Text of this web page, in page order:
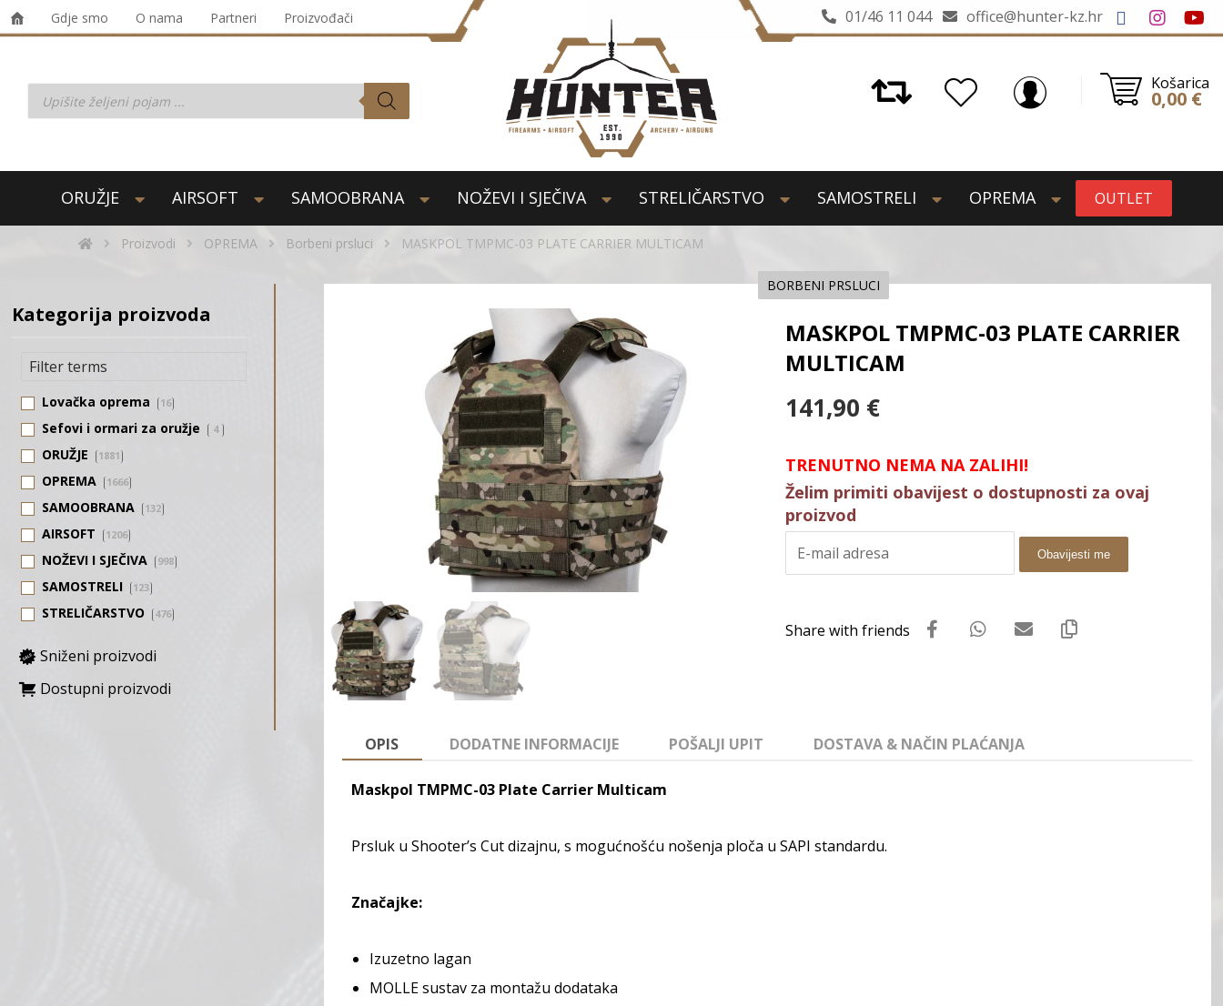
Gdje smo O nama Partneri Proizvođači office@hunter-kz.hr
01/46 11 044
Košarica
0,00 €
ORUŽJE AIRSOFT SAMOOBRANA NOŽEVI I SJEČIVA STRELIČARSTVO SAMOSTRELI OPREMA OUTLET
Proizvodi OPREMA Borbeni prsluci MASKPOL TMPMC-03 PLATE CARRIER MULTICAM
BORBENI PRSLUCI
MASKPOL TMPMC-03 PLATE CARRIER
MULTICAM
141,90 €
TRENUTNO NEMA NA ZALIHI!
Želim primiti obavijest o dostupnosti za ovaj
proizvod
Obavijesti me
OPIS DODATNE INFORMACIJE POŠALJI UPIT DOSTAVA & NAČIN PLAĆANJA
Maskpol TMPMC-03 Plate Carrier Multicam
Prsluk u Shooter’s Cut dizajnu, s mogućnošću nošenja ploča u SAPI standardu.
Značajke:
Izuzetno lagan
MOLLE sustav za montažu dodataka
Kategorija proizvoda
Lovačka oprema 16
Sefovi i ormari za oružje 4
ORUŽJE 1881
OPREMA 1666
SAMOOBRANA 132
AIRSOFT 1206
NOŽEVI I SJEČIVA 998
SAMOSTRELI 123
STRELIČARSTVO 476
Sniženi proizvodi
Dostupni proizvodi